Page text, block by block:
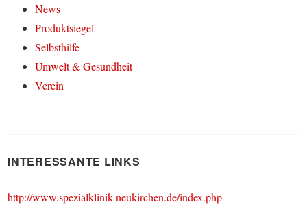
News
Produktsiegel
Selbsthilfe
Umwelt & Gesundheit
Verein
INTERESSANTE LINKS
http://www.spezialklinik-neukirchen.de/index.php